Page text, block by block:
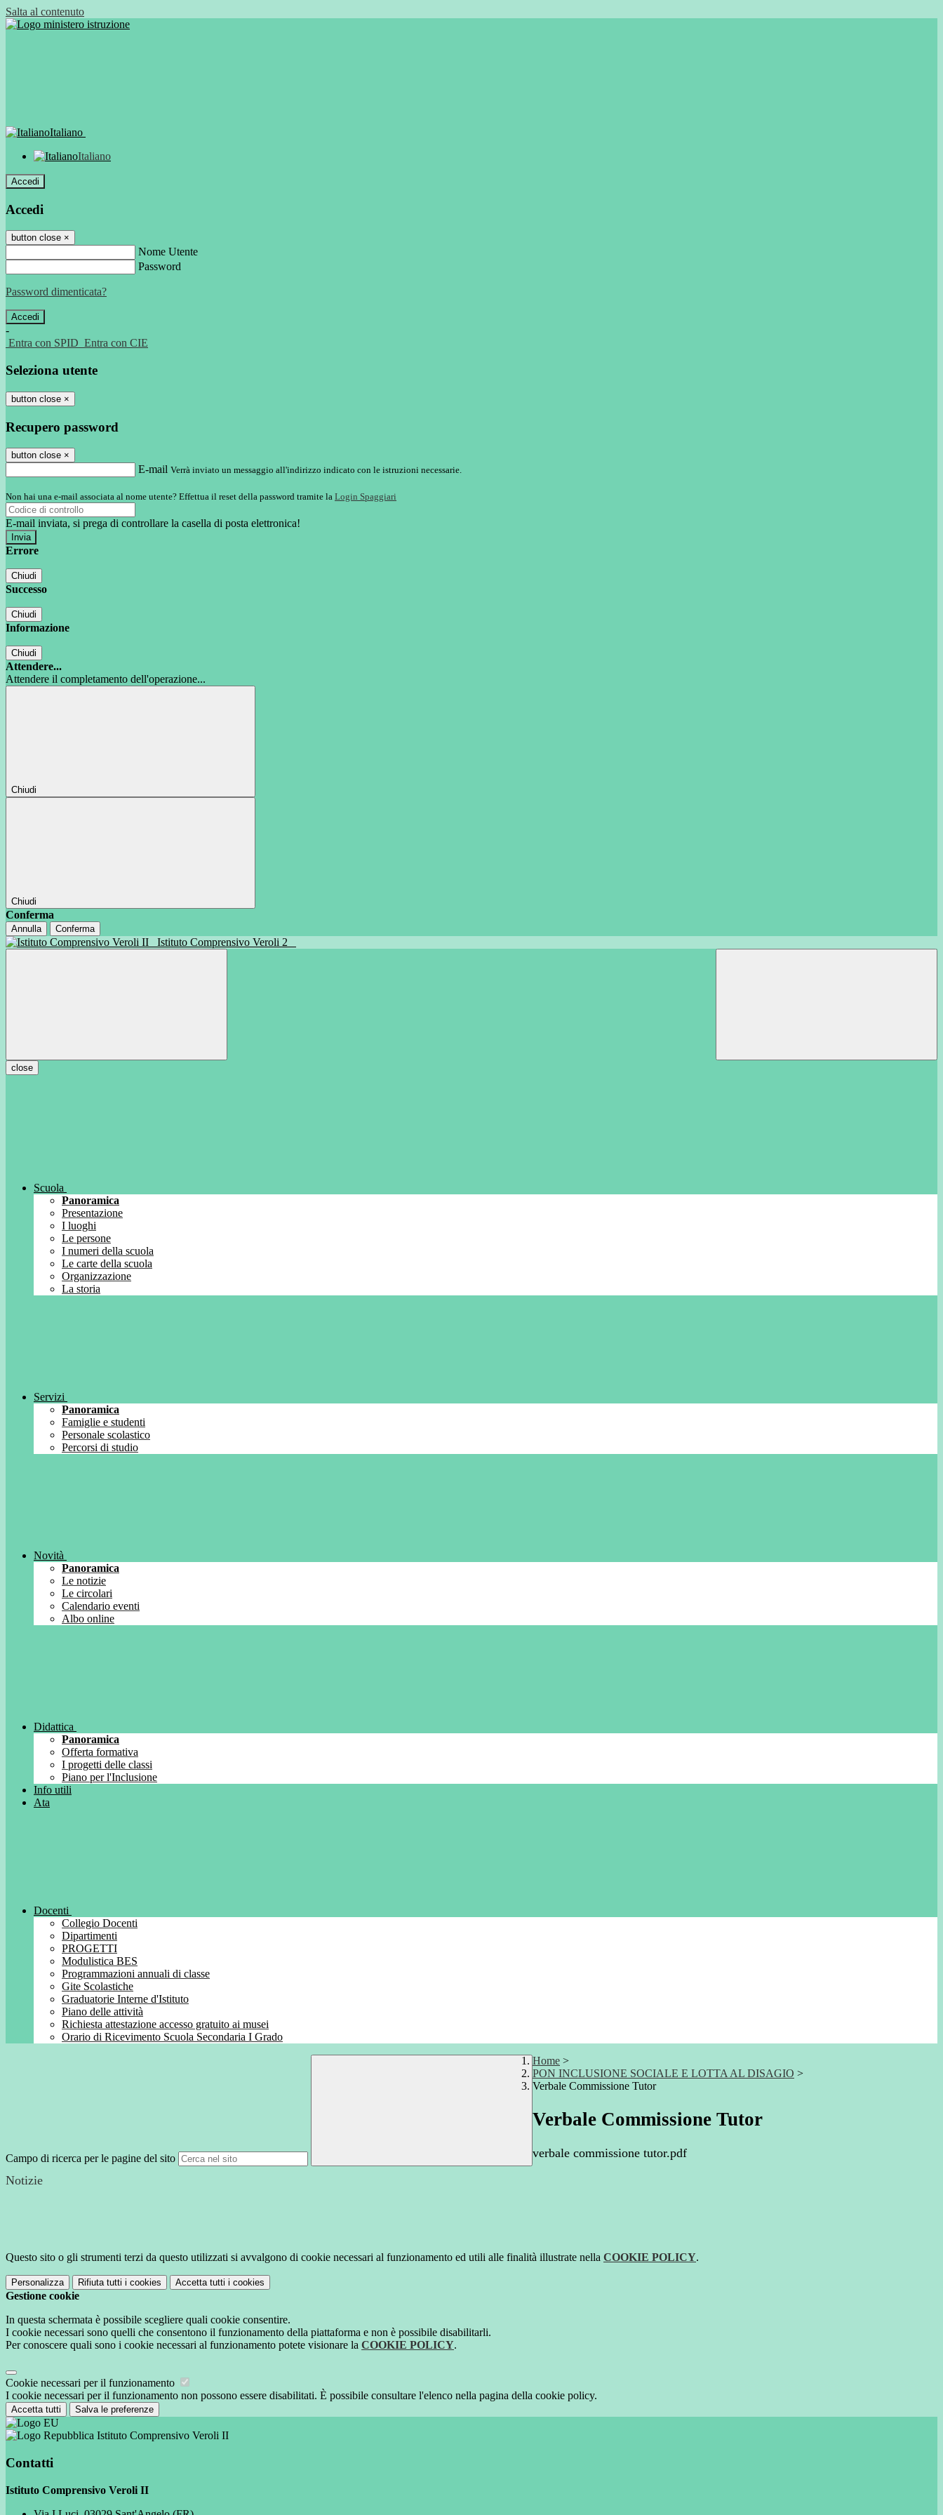
Salta al contenuto
Italiano
Italiano
Accedi
Accedi
button close ×
Nome Utente
Password
Password dimenticata?
-
Entra con SPID Entra con CIE
Seleziona utente
button close ×
Recupero password
button close ×
E-mail Verrà inviato un messaggio all'indirizzo indicato con le istruzioni necessarie.
Non hai una e-mail associata al nome utente? Effettua il reset della password tramite la Login Spaggiari
E-mail inviata, si prega di controllare la casella di posta elettronica!
Errore
Chiudi
Successo
Chiudi
Informazione
Chiudi
Attendere...
Attendere il completamento dell'operazione...
Chiudi
Chiudi
Conferma
Annulla Conferma
Istituto Comprensivo Veroli 2
close
Scuola
Panoramica
Presentazione
I luoghi
Le persone
I numeri della scuola
Le carte della scuola
Organizzazione
La storia
Servizi
Panoramica
Famiglie e studenti
Personale scolastico
Percorsi di studio
Novità
Panoramica
Le notizie
Le circolari
Calendario eventi
Albo online
Didattica
Panoramica
Offerta formativa
I progetti delle classi
Piano per l'Inclusione
Info utili
Ata
Docenti
Collegio Docenti
Dipartimenti
PROGETTI
Modulistica BES
Programmazioni annuali di classe
Gite Scolastiche
Graduatorie Interne d'Istituto
Piano delle attività
Richiesta attestazione accesso gratuito ai musei
Orario di Ricevimento Scuola Secondaria I Grado
Campo di ricerca per le pagine del sito
Home >
PON INCLUSIONE SOCIALE E LOTTA AL DISAGIO >
Verbale Commissione Tutor
Verbale Commissione Tutor
verbale commissione tutor.pdf
Notizie
Questo sito o gli strumenti terzi da questo utilizzati si avvalgono di cookie necessari al funzionamento ed utili alle finalità illustrate nella COOKIE POLICY.
Personalizza Rifiuta tutti i cookies Accetta tutti i cookies
Gestione cookie
In questa schermata è possibile scegliere quali cookie consentire.
I cookie necessari sono quelli che consentono il funzionamento della piattaforma e non è possibile disabilitarli.
Per conoscere quali sono i cookie necessari al funzionamento potete visionare la COOKIE POLICY.
Cookie necessari per il funzionamento
I cookie necessari per il funzionamento non possono essere disabilitati. È possibile consultare l'elenco nella pagina della cookie policy.
Accetta tutti Salva le preferenze
Istituto Comprensivo Veroli II
Contatti
Istituto Comprensivo Veroli II